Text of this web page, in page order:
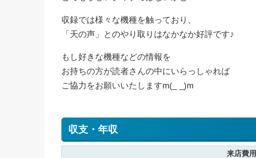
収録では様々な機種を触っており、
「天の声」とのやり取りはなかなか好評です♪
もし好きな機種などの情報を
お持ちの方が読者さんの中にいらっしゃれば
ご協力をお願いいたしますm(_ _)m
収支・年収
来店費用